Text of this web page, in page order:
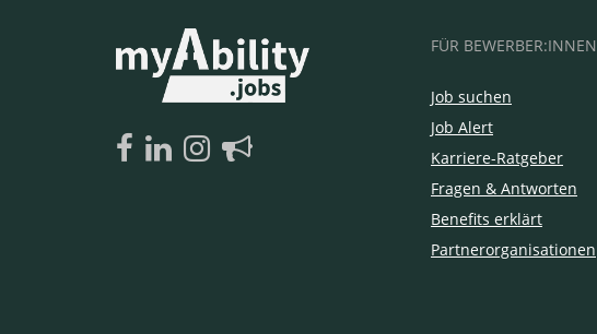
FÜR BEWERBER:INNEN
Job suchen
Job Alert
Karriere-Ratgeber
Fragen & Antworten
Benefits erklärt
Partnerorganisationen